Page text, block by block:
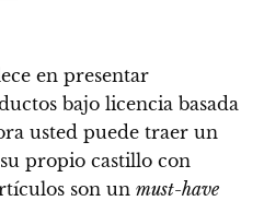
en presentar
bajo licencia basada
usted puede traer un
propio castillo con
son un must-have